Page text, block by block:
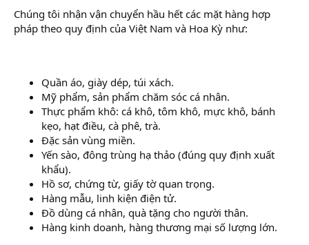
Chúng tôi nhận vận chuyển hầu hết các mặt hàng hợp
pháp theo quy định của Việt Nam và Hoa Kỳ như:
Quần áo, giày dép, túi xách.
Mỹ phẩm, sản phẩm chăm sóc cá nhân.
Thực phẩm khô: cá khô, tôm khô, mực khô, bánh
kẹo, hạt điều, cà phê, trà.
Đặc sản vùng miền.
Yến sào, đông trùng hạ thảo (đúng quy định xuất
khẩu).
Hồ sơ, chứng từ, giấy tờ quan trọng.
Hàng mẫu, linh kiện điện tử.
Đồ dùng cá nhân, quà tặng cho người thân.
Hàng kinh doanh, hàng thương mại số lượng lớn.